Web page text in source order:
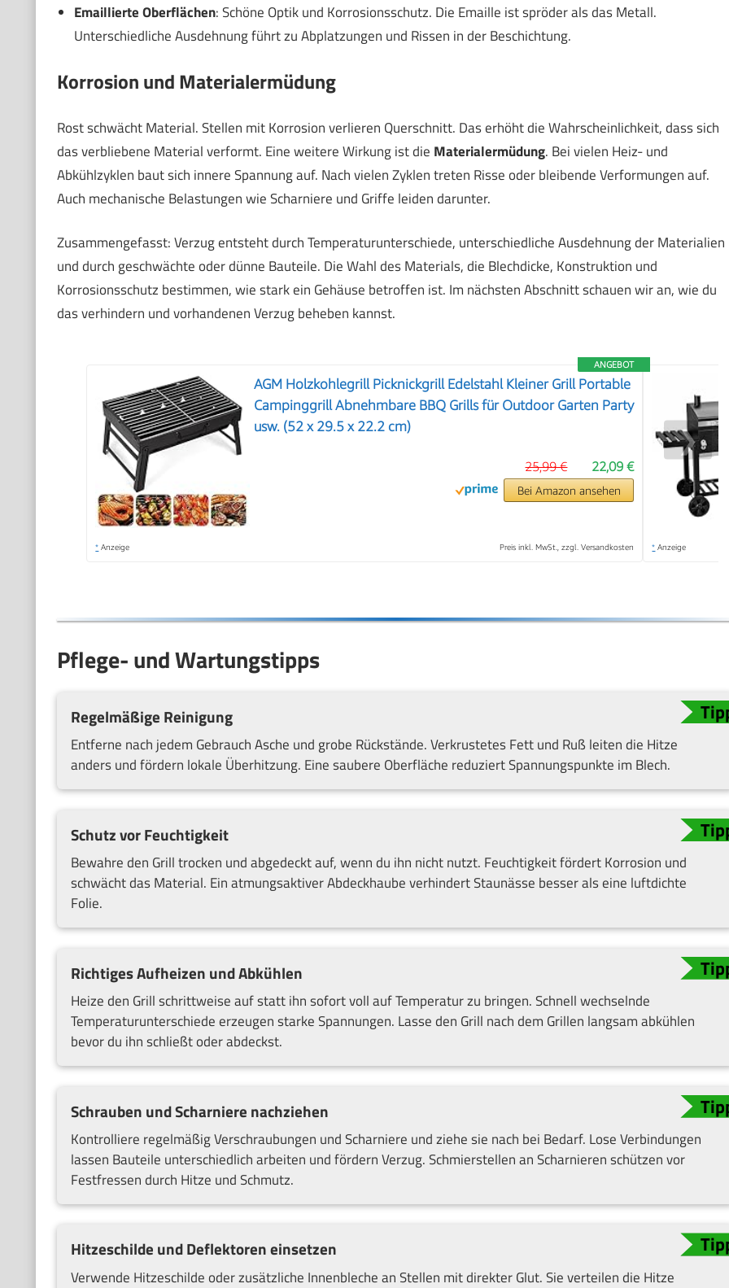
Emaillierte Oberflächen: Schöne Optik und Korrosionsschutz. Die Emaille ist spröder als das Metall.
Unterschiedliche Ausdehnung führt zu Abplatzungen und Rissen in der Beschichtung.
Korrosion und Materialermüdung
Rost schwächt Material. Stellen mit Korrosion verlieren Querschnitt. Das erhöht die Wahrscheinlichkeit, dass sich
das verbliebene Material verformt. Eine weitere Wirkung ist die Materialermüdung. Bei vielen Heiz- und
Abkühlzyklen baut sich innere Spannung auf. Nach vielen Zyklen treten Risse oder bleibende Verformungen auf.
Auch mechanische Belastungen wie Scharniere und Griffe leiden darunter.
Zusammengefasst: Verzug entsteht durch Temperaturunterschiede, unterschiedliche Ausdehnung der Materialien
und durch geschwächte oder dünne Bauteile. Die Wahl des Materials, die Blechdicke, Konstruktion und
Korrosionsschutz bestimmen, wie stark ein Gehäuse betroffen ist. Im nächsten Abschnitt schauen wir an, wie du
das verhindern und vorhandenen Verzug beheben kannst.
ANGEBOT
AGM Holzkohlegrill Picknickgrill Edelstahl Kleiner Grill Portable
Campinggrill Abnehmbare BBQ Grills für Outdoor Garten Party
usw. (52 x 29.5 x 22.2 cm)
22,09 €
25,99 €
Bei Amazon ansehen
* Anzeige Preis inkl. MwSt., zzgl. Versandkosten * Anzeige
❯
Pflege- und Wartungstipps
Regelmäßige Reinigung
Entferne nach jedem Gebrauch Asche und grobe Rückstände. Verkrustetes Fett und Ruß leiten die Hitze
anders und fördern lokale Überhitzung. Eine saubere Oberfläche reduziert Spannungspunkte im Blech.
Schutz vor Feuchtigkeit
Bewahre den Grill trocken und abgedeckt auf, wenn du ihn nicht nutzt. Feuchtigkeit fördert Korrosion und
schwächt das Material. Ein atmungsaktiver Abdeckhaube verhindert Staunässe besser als eine luftdichte
Folie.
Richtiges Aufheizen und Abkühlen
Heize den Grill schrittweise auf statt ihn sofort voll auf Temperatur zu bringen. Schnell wechselnde
Temperaturunterschiede erzeugen starke Spannungen. Lasse den Grill nach dem Grillen langsam abkühlen
bevor du ihn schließt oder abdeckst.
Schrauben und Scharniere nachziehen
Kontrolliere regelmäßig Verschraubungen und Scharniere und ziehe sie nach bei Bedarf. Lose Verbindungen
lassen Bauteile unterschiedlich arbeiten und fördern Verzug. Schmierstellen an Scharnieren schützen vor
Festfressen durch Hitze und Schmutz.
Hitzeschilde und Deflektoren einsetzen
Verwende Hitzeschilde oder zusätzliche Innenbleche an Stellen mit direkter Glut. Sie verteilen die Hitze